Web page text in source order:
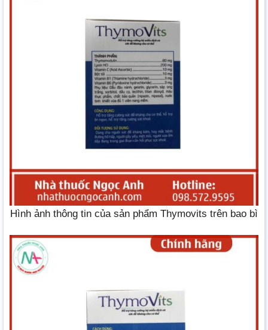
Hình ảnh thông tin của sản phẩm Thymovits trên bao bì